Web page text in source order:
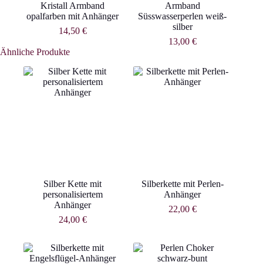
Kristall Armband
opalfarben mit Anhänger
14,50 €
Armband
Süsswasserperlen weiß-
silber
13,00 €
Ähnliche Produkte
Silber Kette mit
personalisiertem
Anhänger
24,00 €
Silberkette mit Perlen-
Anhänger
22,00 €